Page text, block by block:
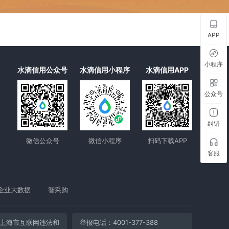
水滴信用公众号
微信公众号
水滴信用小程序
微信小程序
水滴信用APP
扫码下载APP
业大数据 智采购
上海市互联网违法和
举报电话：4001-377-388
APP
小程序
公众号
纠错
客服